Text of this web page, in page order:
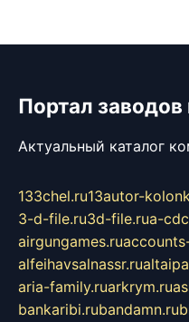
Портал
Актуальный каталог
133chel.ru13autor-
3-d-file.ru3d-file.rua-
airgungames.ru
alfeihavsalnassr.ru
aria-family.ruarkrym.ru
bankaribi.rubandamn.ru